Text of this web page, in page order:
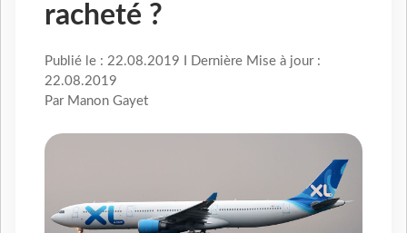
racheté ?
Publié le : 22.08.2019 I Dernière Mise à jour :
22.08.2019
Par Manon Gayet